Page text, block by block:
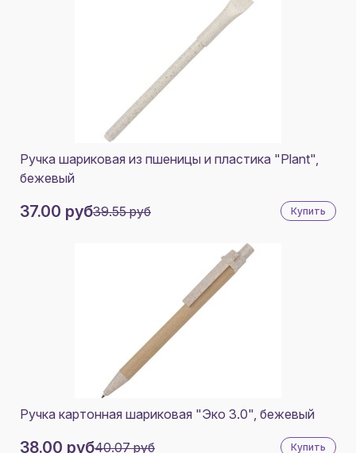
ЛАЙМОВО-ЗЕЛЕНЫЙ
ROYAL
BLANCO
СВЕТЛО-ЖЕЛТЫЙ
Ручка шариковая из пшеницы и пластика "Plant",
бежевый
37.00 руб39.55 руб Купить
Ручка картонная шариковая "Эко 3.0", бежевый
38.00 руб40.07 руб Купить